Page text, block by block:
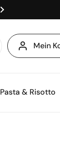
Weiter
Mein
Pasta & Risotto